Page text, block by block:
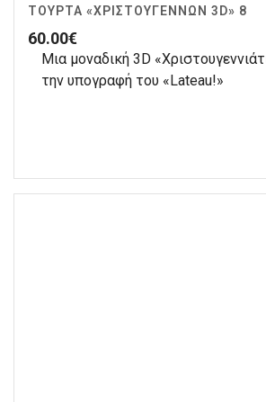
ΤΟΎΡΤΑ «ΧΡΙΣΤΟΥΓΈΝΝΩΝ 3D» 8
60.00€
Μια μοναδική 3D
την υπογραφή του «Lateau!»